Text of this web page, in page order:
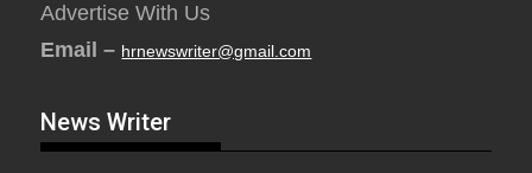
Advertise With Us
Email – hrnewswriter@gmail.com
News Writer